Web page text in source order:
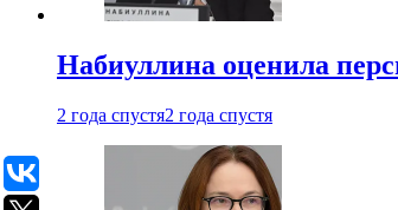
Набиуллина оценила
2 года спустя2 года спустя